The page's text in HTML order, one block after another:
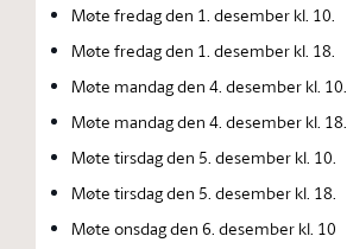
Møte fredag den 1. desember kl. 10.
Møte fredag den 1. desember kl. 18.
Møte mandag den 4. desember kl. 10.
Møte mandag den 4. desember kl. 18.
Møte tirsdag den 5. desember kl. 10.
Møte tirsdag den 5. desember kl. 18.
Møte onsdag den 6. desember kl. 10